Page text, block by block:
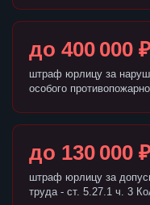
до 400 000 ₽
штраф юрлицу за
особого
до 130 000 ₽
штраф юрлицу за
труда - ст. 5.27.1 ч. 3